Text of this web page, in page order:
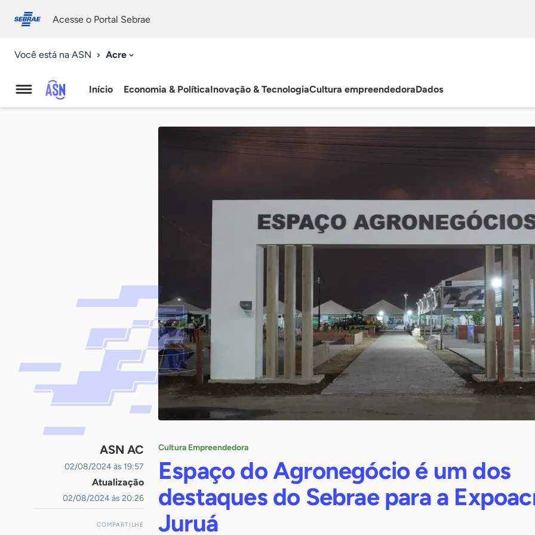
conosco
Acesse o Portal Sebrae
Você está na ASN Acre
Agência
Início Economia & PolíticaInovação & TecnologiaCultura empreendedoraDados
ASN AC
02/08/2024 às 19:57
Atualização
02/08/2024 às 20:26
COMPARTILHE
Cultura Empreendedora
Espaço do Agronegócio é um dos
destaques do Sebrae para a
Juruá